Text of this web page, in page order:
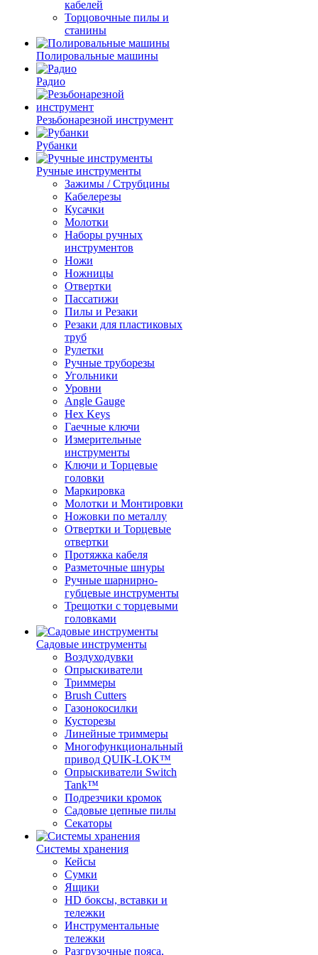
кабелей
Торцовочные пилы и
станины
Полировальные машины
Радио
Резьбонарезной инструмент
Рубанки
Ручные инструменты
Зажимы / Струбцины
Кабелерезы
Кусачки
Молотки
Наборы ручных
инструментов
Ножи
Ножницы
Отвертки
Пассатижи
Пилы и Резаки
Резаки для пластиковых
труб
Рулетки
Ручные труборезы
Угольники
Уровни
Angle Gauge
Hex Keys
Гаечные ключи
Измерительные
инструменты
Ключи и Торцевые
головки
Маркировка
Молотки и Монтировки
Ножовки по металлу
Отвертки и Торцевые
отвертки
Протяжка кабеля
Разметочные шнуры
Ручные шарнирно-
губцевые инструменты
Трещотки с торцевыми
головками
Садовые инструменты
Воздуходувки
Опрыскиватели
Триммеры
Brush Cutters
Газонокосилки
Кусторезы
Линейные триммеры
Многофункциональный
привод QUIK-LOK™
Опрыскиватели Switch
Tank™
Подрезчики кромок
Садовые цепные пилы
Секаторы
Системы хранения
Кейсы
Сумки
Ящики
HD боксы, вставки и
тележки
Инструментальные
тележки
Разгрузочные пояса,